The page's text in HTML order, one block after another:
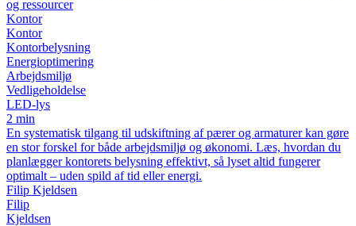
og ressourcer
Kontor
Kontor
Kontorbelysning
Energioptimering
Arbejdsmiljø
Vedligeholdelse
LED-lys
2 min
En systematisk tilgang til udskiftning af pærer og armaturer kan gøre
en stor forskel for både arbejdsmiljø og økonomi. Læs, hvordan du
planlægger kontorets belysning effektivt, så lyset altid fungerer
optimalt – uden spild af tid eller energi.
Filip Kjeldsen
Filip
Kjeldsen